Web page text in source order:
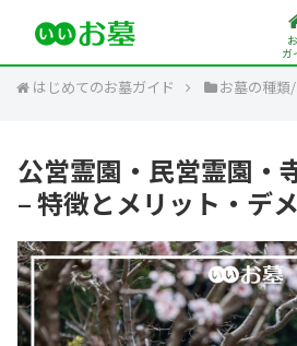
ガ
はじめてのお墓ガイド お墓の種類
公営霊園・民営霊園・
– 特徴とメリット・デ